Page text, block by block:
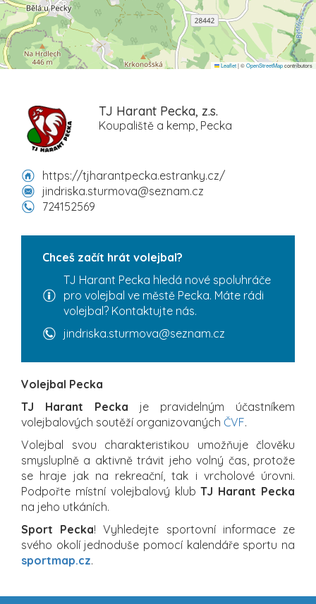
Leaflet|©OpenStreetMapcontributors
TJ Harant Pecka, z.s.
Koupaliště a kemp, Pecka
https://tjharantpecka.estranky.cz/
jindriska.sturmova@seznam.cz
724152569
Chceš začít hrát volejbal?
TJ Harant Pecka hledá nové spoluhráče
pro volejbal ve městě Pecka. Máte rádi
volejbal? Kontaktujte nás.
jindriska.sturmova@seznam.cz
Volejbal Pecka
TJ Harant Pecka je pravidelným účastníkem
volejbalových soutěží organizovaných ČVF.
Volejbal svou charakteristikou umožňuje člověku
smysluplně a aktivně trávit jeho volný čas, protože
se hraje jak na rekreační, tak i vrcholové úrovni.
Podpořte místní volejbalový klubTJ Harant Pecka
na jeho utkáních.
Sport Pecka! Vyhledejte sportovní informace ze
svého okolí jednoduše pomocí kalendáře sportu na
sportmap.cz.